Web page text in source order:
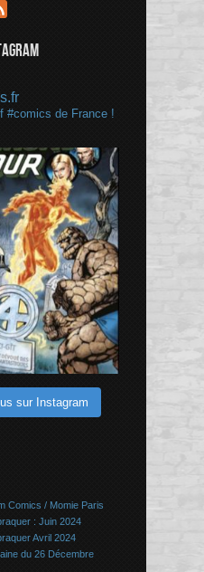
#comics de France !
sur Instagram
Comics / Momie Paris
: Juin 2024
Avril 2024
du 26 Décembre